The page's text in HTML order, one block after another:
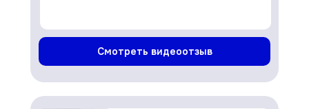
Смотреть видеоотзыв